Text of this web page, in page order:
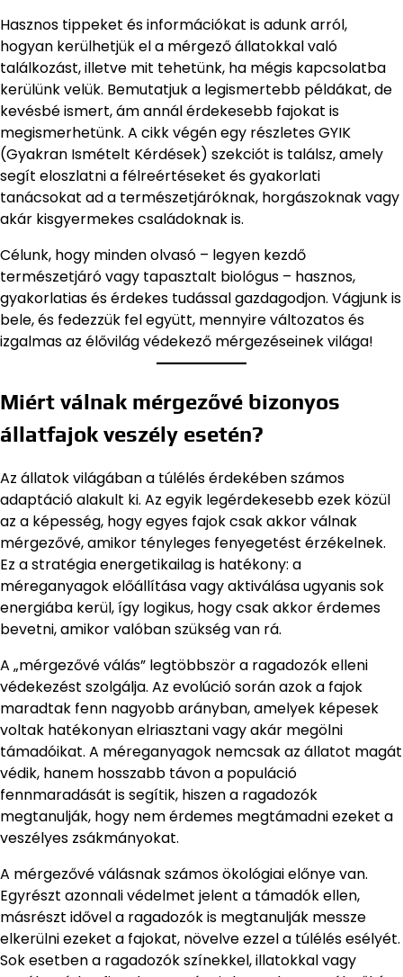
Hasznos tippeket és információkat is adunk arról,
hogyan kerülhetjük el a mérgező állatokkal való
találkozást, illetve mit tehetünk, ha mégis kapcsolatba
kerülünk velük. Bemutatjuk a legismertebb példákat, de
kevésbé ismert, ám annál érdekesebb fajokat is
megismerhetünk. A cikk végén egy részletes GYIK
(Gyakran Ismételt Kérdések) szekciót is találsz, amely
segít eloszlatni a félreértéseket és gyakorlati
tanácsokat ad a természetjáróknak, horgászoknak vagy
akár kisgyermekes családoknak is.
Célunk, hogy minden olvasó – legyen kezdő
természetjáró vagy tapasztalt biológus – hasznos,
gyakorlatias és érdekes tudással gazdagodjon. Vágjunk is
bele, és fedezzük fel együtt, mennyire változatos és
izgalmas az élővilág védekező mérgezéseinek világa!
Miért válnak mérgezővé bizonyos
állatfajok veszély esetén?
Az állatok világában a túlélés érdekében számos
adaptáció alakult ki. Az egyik legérdekesebb ezek közül
az a képesség, hogy egyes fajok csak akkor válnak
mérgezővé, amikor tényleges fenyegetést érzékelnek.
Ez a stratégia energetikailag is hatékony: a
méreganyagok előállítása vagy aktiválása ugyanis sok
energiába kerül, így logikus, hogy csak akkor érdemes
bevetni, amikor valóban szükség van rá.
A „mérgezővé válás” legtöbbször a ragadozók elleni
védekezést szolgálja. Az evolúció során azok a fajok
maradtak fenn nagyobb arányban, amelyek képesek
voltak hatékonyan elriasztani vagy akár megölni
támadóikat. A méreganyagok nemcsak az állatot magát
védik, hanem hosszabb távon a populáció
fennmaradását is segítik, hiszen a ragadozók
megtanulják, hogy nem érdemes megtámadni ezeket a
veszélyes zsákmányokat.
A mérgezővé válásnak számos ökológiai előnye van.
Egyrészt azonnali védelmet jelent a támadók ellen,
másrészt idővel a ragadozók is megtanulják messze
elkerülni ezeket a fajokat, növelve ezzel a túlélés esélyét.
Sok esetben a ragadozók színekkel, illatokkal vagy